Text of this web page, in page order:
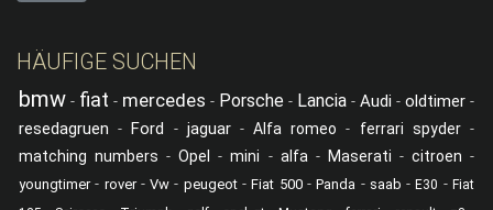
HÄUFIGE SUCHEN
bmw - fiat - mercedes - Porsche - Lancia - Audi - oldtimer -
resedagruen - Ford - jaguar-Alfa romeo - ferrari spyder-
matching numbers -Opel -mini - alfa- Maserati - citroen -
youngtimer- rover-Vw - peugeot-Fiat 500-Panda - saab -E30 -Fiat